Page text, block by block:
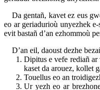
Da gentañ, kavet ez eus
eo ar geriadurioù unyezhek
evit bastañ d’an ezhommoù
D’an eil, daoust dezhe
Dipitus e vefe rediañ
kaset da arouez, kollet
Touellus eo an
Ur yezh eo ar